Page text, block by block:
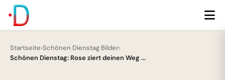
Startseite›Schönen Dienstag Bilder›
Schönen Dienstag: Rose ziert deinen Weg ...